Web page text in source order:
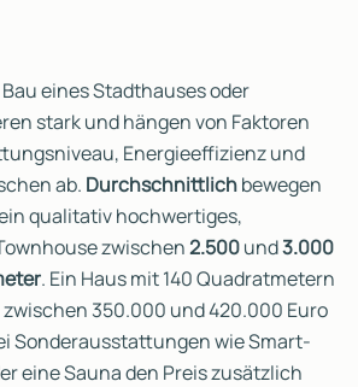
eines Stadthauses oder
stark und hängen von Faktoren
Energieeffizienz und
ab. Durchschnittlichbewegen
qualitativ hochwertiges,
zwischen2.500und3.000
. Ein Haus mit 140 Quadratmetern
350.000 und 420.000 Euro
Sonderausstattungen wie Smart-
eine Sauna den Preis zusätzlich